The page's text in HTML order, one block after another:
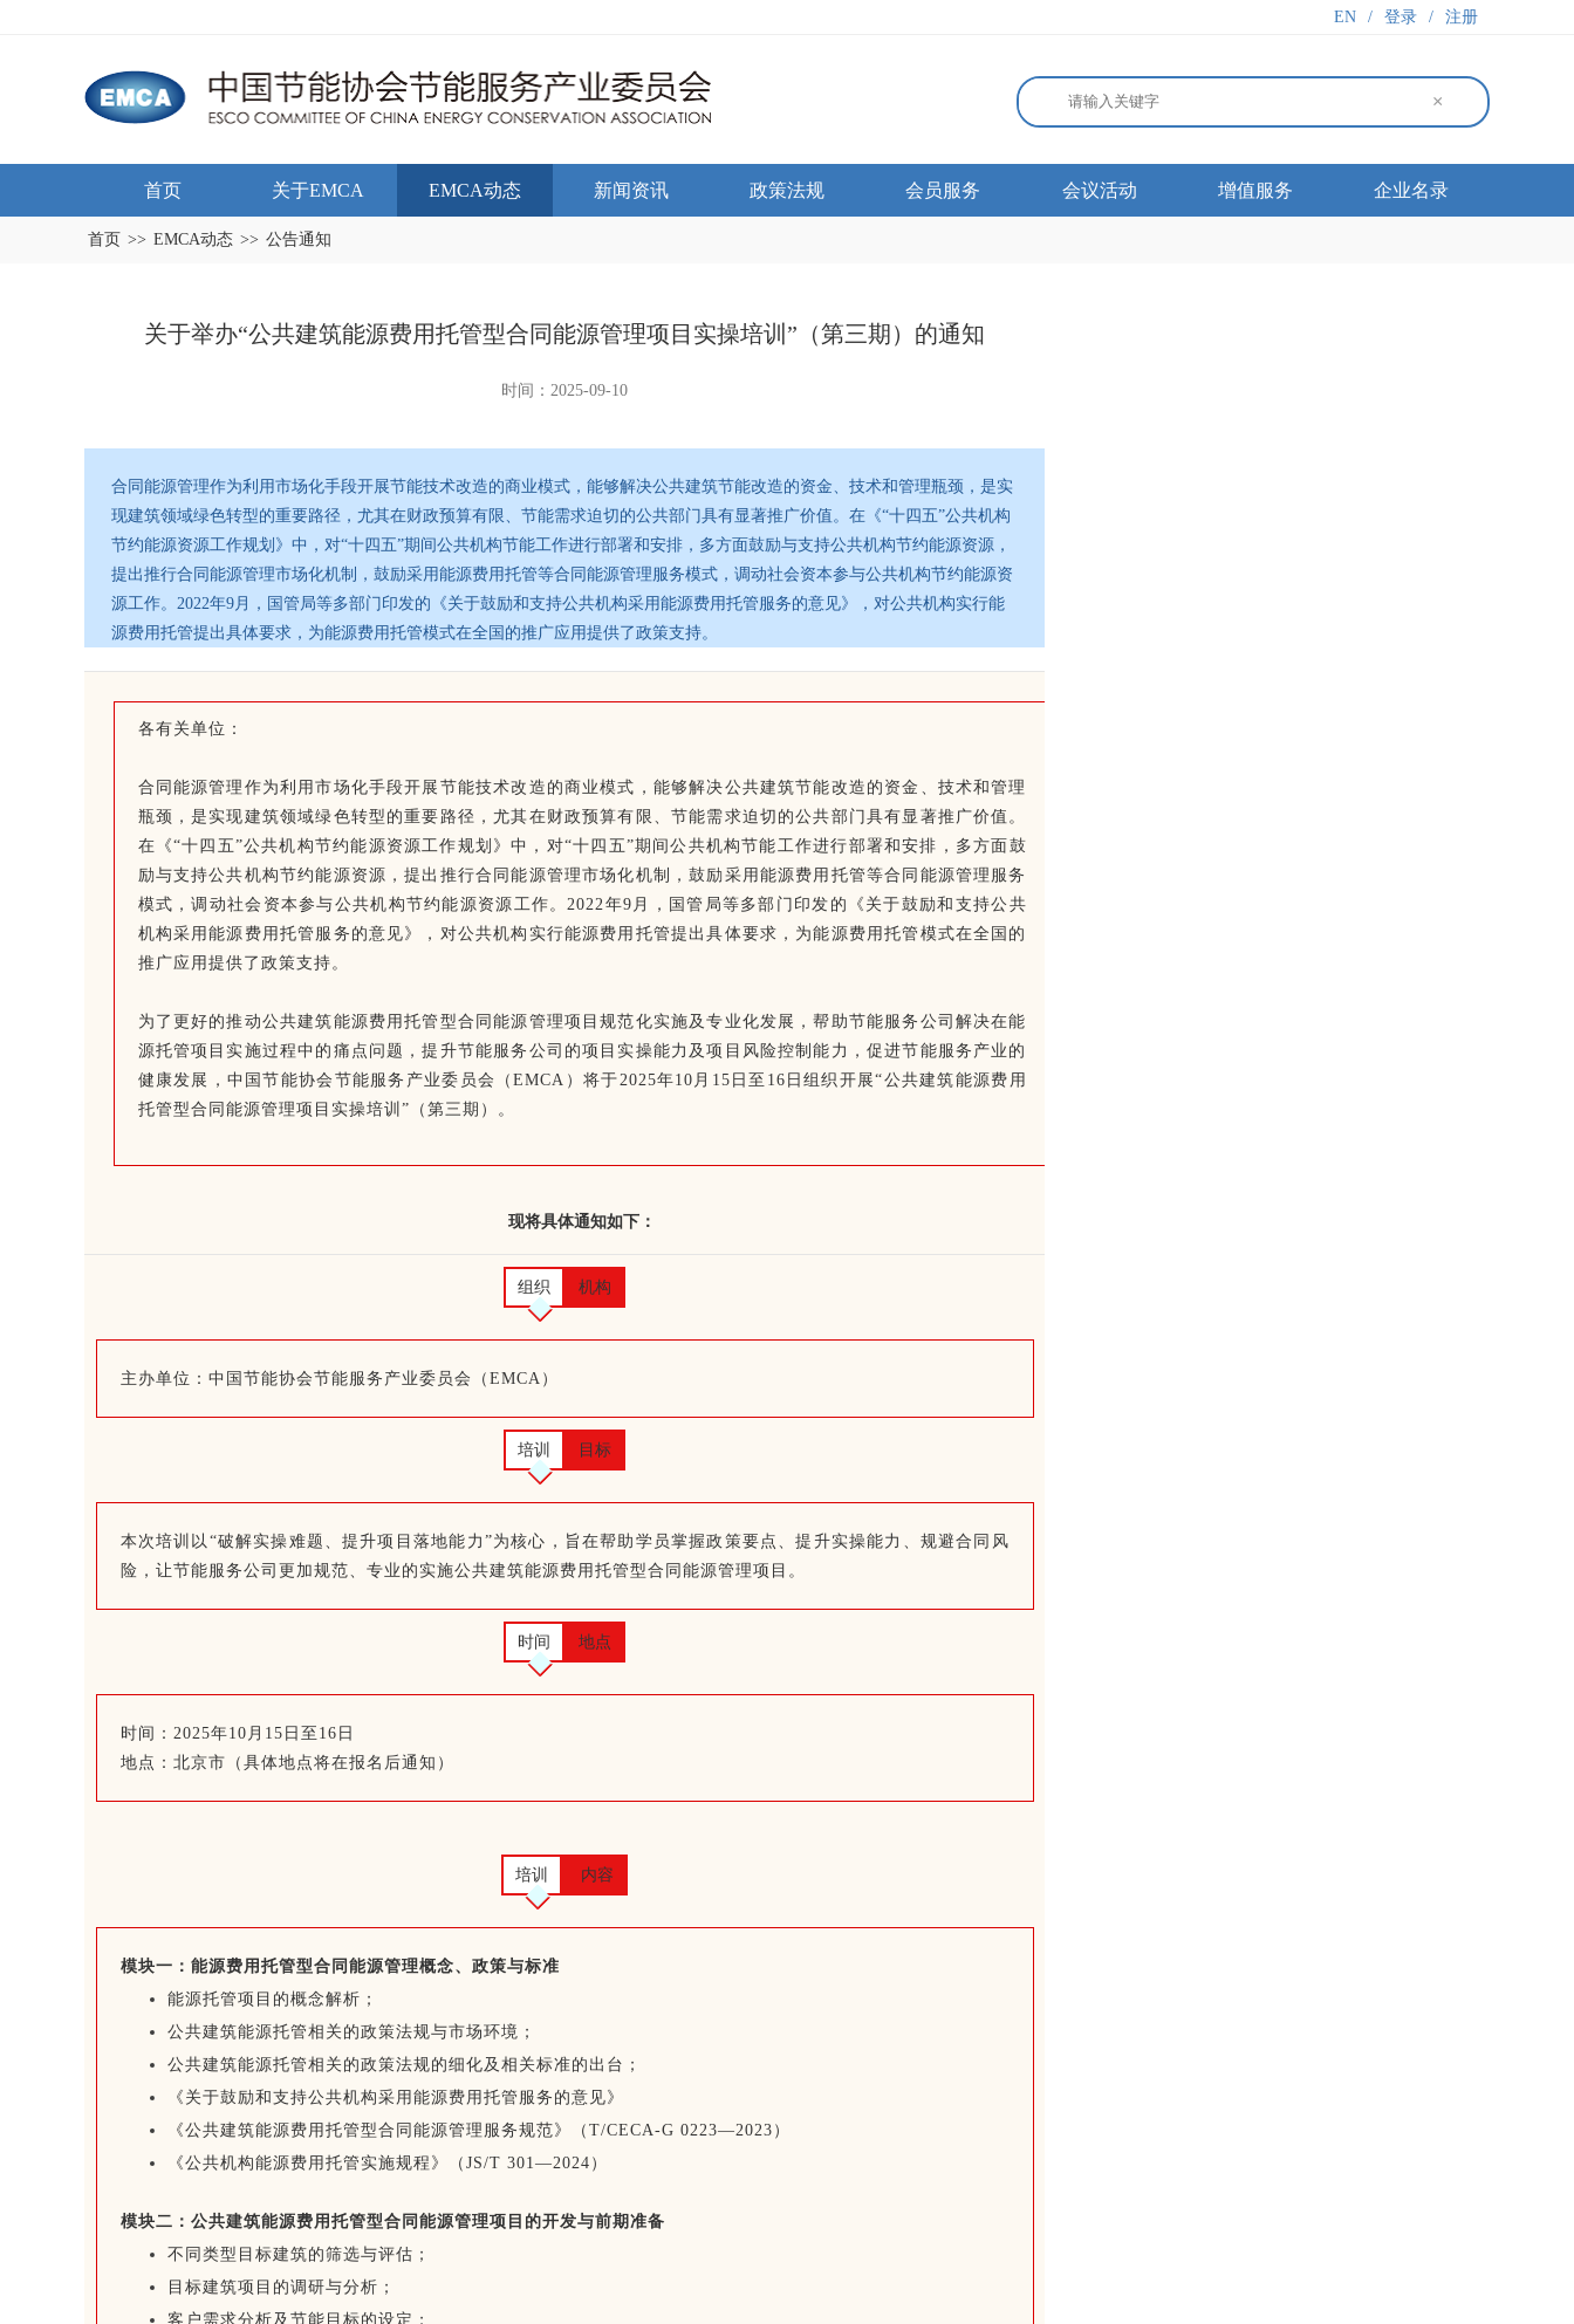
EN / 登录 / 注册
×
首页 关于EMCA EMCA动态 新闻资讯 政策法规 会员服务 会议活动 增值服务 企业名录
首页 >> EMCA动态 >> 公告通知
关于举办“公共建筑能源费用托管型合同能源管理项目实操培训”（第三期）的通知
时间：2025-09-10
合同能源管理作为利用市场化手段开展节能技术改造的商业模式，能够解决公共建筑节能改造的资金、技术和管理瓶颈，是实
现建筑领域绿色转型的重要路径，尤其在财政预算有限、节能需求迫切的公共部门具有显著推广价值。在《“十四五”公共机构
节约能源资源工作规划》中，对“十四五”期间公共机构节能工作进行部署和安排，多方面鼓励与支持公共机构节约能源资源，
提出推行合同能源管理市场化机制，鼓励采用能源费用托管等合同能源管理服务模式，调动社会资本参与公共机构节约能源资
源工作。2022年9月，国管局等多部门印发的《关于鼓励和支持公共机构采用能源费用托管服务的意见》，对公共机构实行能
源费用托管提出具体要求，为能源费用托管模式在全国的推广应用提供了政策支持。
各有关单位：
合同能源管理作为利用市场化手段开展节能技术改造的商业模式，能够解决公共建筑节能改造的资金、技术和管理
瓶颈，是实现建筑领域绿色转型的重要路径，尤其在财政预算有限、节能需求迫切的公共部门具有显著推广价值。
在《“十四五”公共机构节约能源资源工作规划》中，对“十四五”期间公共机构节能工作进行部署和安排，多方面鼓
励与支持公共机构节约能源资源，提出推行合同能源管理市场化机制，鼓励采用能源费用托管等合同能源管理服务
模式，调动社会资本参与公共机构节约能源资源工作。2022年9月，国管局等多部门印发的《关于鼓励和支持公共
机构采用能源费用托管服务的意见》，对公共机构实行能源费用托管提出具体要求，为能源费用托管模式在全国的
推广应用提供了政策支持。
为了更好的推动公共建筑能源费用托管型合同能源管理项目规范化实施及专业化发展，帮助节能服务公司解决在能
源托管项目实施过程中的痛点问题，提升节能服务公司的项目实操能力及项目风险控制能力，促进节能服务产业的
健康发展，中国节能协会节能服务产业委员会（EMCA）将于2025年10月15日至16日组织开展“公共建筑能源费用
托管型合同能源管理项目实操培训”（第三期）。
现将具体通知如下：
组织 机构
主办单位：中国节能协会节能服务产业委员会（EMCA）
培训 目标
本次培训以“破解实操难题、提升项目落地能力”为核心，旨在帮助学员掌握政策要点、提升实操能力、规避合同风
险，让节能服务公司更加规范、专业的实施公共建筑能源费用托管型合同能源管理项目。
时间 地点
时间：2025年10月15日至16日
地点：北京市（具体地点将在报名后通知）
培训 内容
模块一：能源费用托管型合同能源管理概念、政策与标准
能源托管项目的概念解析；
公共建筑能源托管相关的政策法规与市场环境；
公共建筑能源托管相关的政策法规的细化及相关标准的出台；
《关于鼓励和支持公共机构采用能源费用托管服务的意见》
《公共建筑能源费用托管型合同能源管理服务规范》（T/CECA-G 0223—2023）
《公共机构能源费用托管实施规程》（JS/T 301—2024）
模块二：公共建筑能源费用托管型合同能源管理项目的开发与前期准备
不同类型目标建筑的筛选与评估；
目标建筑项目的调研与分析；
客户需求分析及节能目标的设定；